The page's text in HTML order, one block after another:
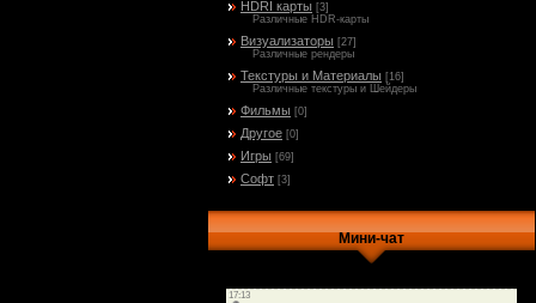
HDRI карты [3]
Различные HDR-карты
Визуализаторы [27]
Различные рендеры
Текстуры и Материалы [16]
Различные текстуры и Шейдеры
Фильмы [0]
Другое [0]
Игры [69]
Софт [3]
Мини-чат